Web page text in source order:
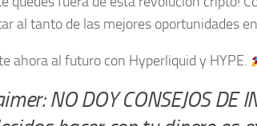
al tanto de las mejores oportunidades
ahora al futuro con Hyperliquid y HYPE.
NO DOY CONSEJOS DE